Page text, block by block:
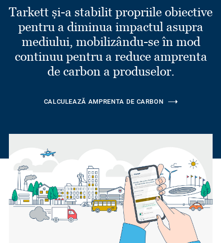
Tarkett și-a stabilit propriile obiective
pentru a diminua impactul asupra
mediului, mobilizându-se în mod
continuu pentru a reduce amprenta
de carbon a produselor.
CALCULEAZĂ AMPRENTA DE CARBON